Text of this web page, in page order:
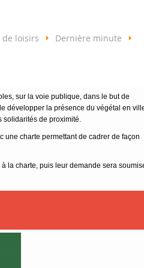
de loisirs Dernière minute
sur la voie publique, dans le but de
développer la présence du végétal en
de proximité.
une charte permettant de cadrer de façon
la charte, puis leur demande sera